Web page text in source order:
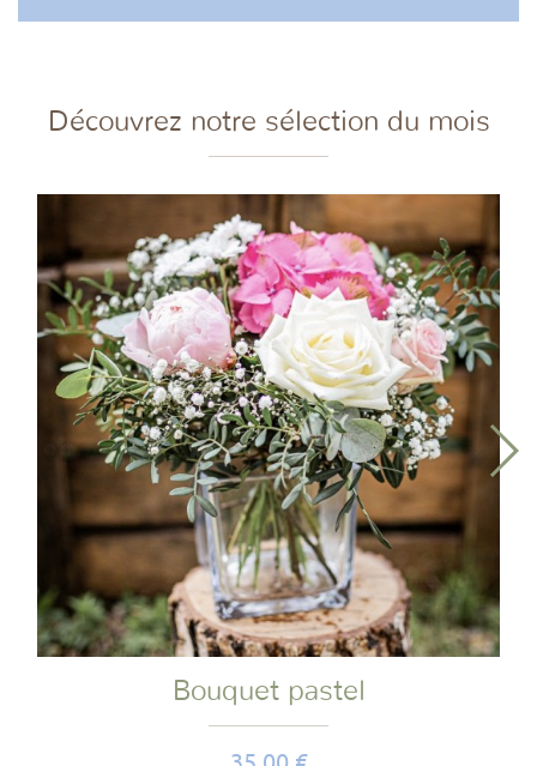
Découvrez notre sélection du mois
Bouquet pastel
Prix